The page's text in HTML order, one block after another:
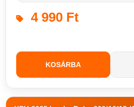
4 990 Ft
KOSÁRBA